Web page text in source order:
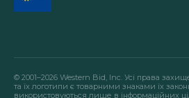
© 2001–2026 Western Bid, Inc. Усі права
та їх логотипи є товарними знаками їх
використовуються лише в інформаційних